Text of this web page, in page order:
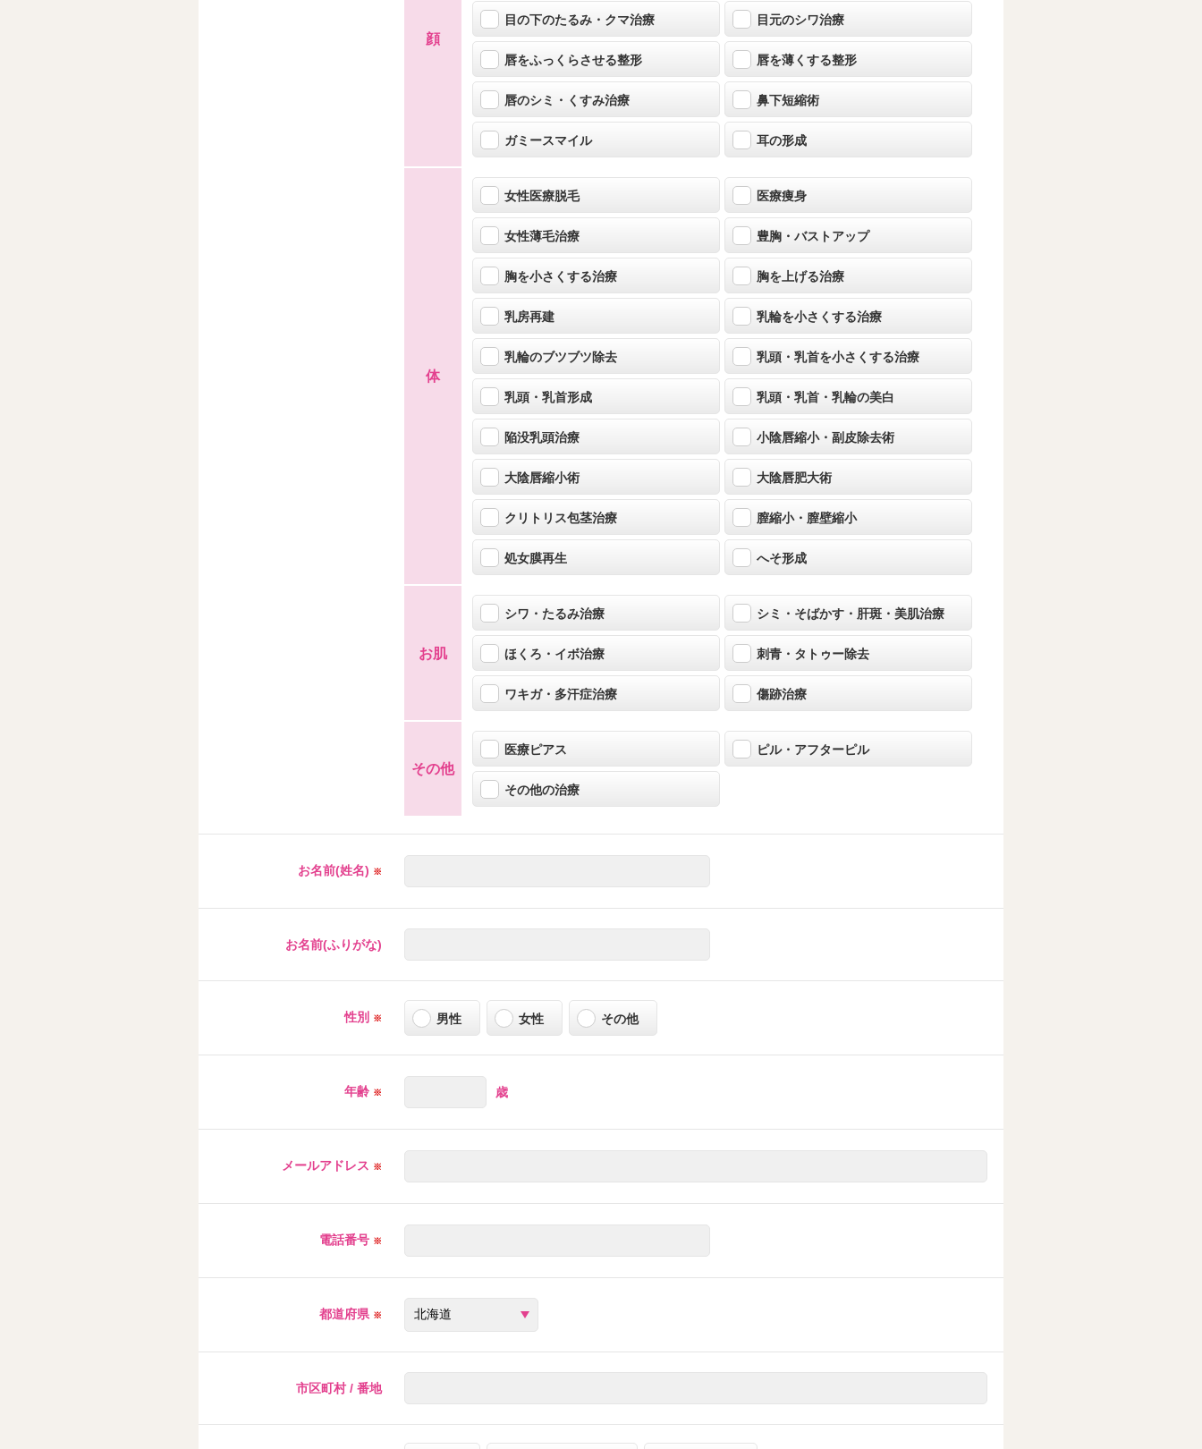
顔
目の下のたるみ・クマ治療 目元のシワ治療
唇をふっくらさせる整形 唇を薄くする整形
唇のシミ・くすみ治療 鼻下短縮術
ガミースマイル 耳の形成
体
女性医療脱毛 医療痩身
女性薄毛治療 豊胸・バストアップ
胸を小さくする治療 胸を上げる治療
乳房再建 乳輪を小さくする治療
乳輪のブツブツ除去 乳頭・乳首を小さくする治療
乳頭・乳首形成 乳頭・乳首・乳輪の美白
陥没乳頭治療 小陰唇縮小・副皮除去術
大陰唇縮小術 大陰唇肥大術
クリトリス包茎治療 膣縮小・膣壁縮小
処女膜再生 へそ形成
お肌
シワ・たるみ治療 シミ・そばかす・肝斑・美肌治療
ほくろ・イボ治療 刺青・タトゥー除去
ワキガ・多汗症治療 傷跡治療
その他
医療ピアス ピル・アフターピル
その他の治療
お名前(姓名) ※
お名前(ふりがな)
性別 ※ 男性 女性 その他
年齢 ※ 歳
メールアドレス ※
電話番号 ※
都道府県 ※
市区町村 / 番地